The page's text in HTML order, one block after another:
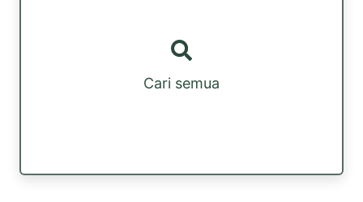
Cari semua